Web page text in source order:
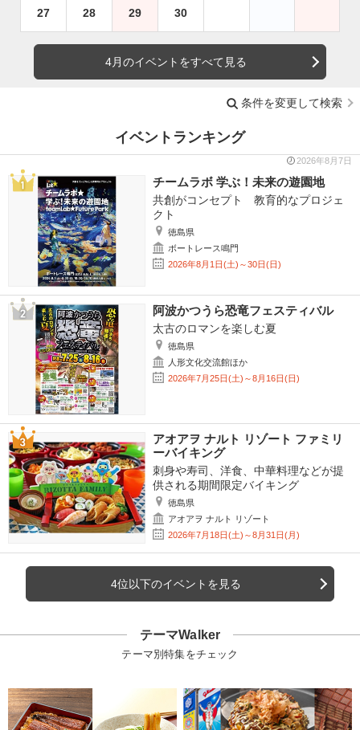
27 28 29 30
4月のイベントをすべて見る
条件を変更して検索
イベントランキング
2026年8月7日
チームラボ 学ぶ！未来の遊園地
共創がコンセプト 教育的なプロジェ
クト
徳島県
ボートレース鳴門
2026年8月1日(土)～30日(日)
阿波かつうら恐竜フェスティバル
太古のロマンを楽しむ夏
徳島県
人形文化交流館ほか
2026年7月25日(土)～8月16日(日)
アオアヲ ナルト リゾート ファミリ
ーバイキング
刺身や寿司、洋食、中華料理などが提
供される期間限定バイキング
徳島県
アオアヲ ナルト リゾート
2026年7月18日(土)～8月31日(月)
4位以下のイベントを見る
テーマWalker
テーマ別特集をチェック